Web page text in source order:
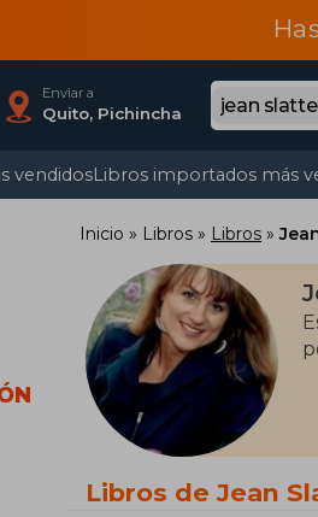
Enviar a
Quito, Pichincha
vendidosLibros importados más
Inicio Libros Libros
Libros de Jean